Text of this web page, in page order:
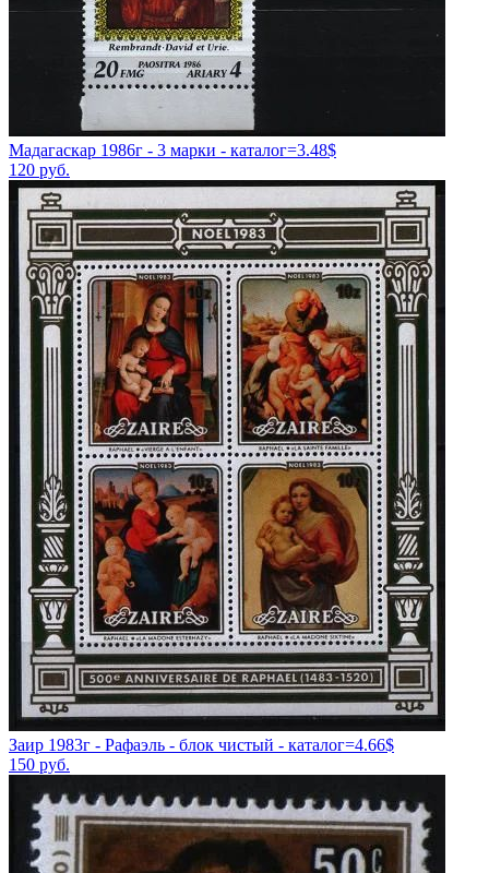
Мадагаскар 1986г - 3 марки - каталог=3.48$
120 руб.
Заир 1983г - Рафаэль - блок чистый - каталог=4.66$
150 руб.